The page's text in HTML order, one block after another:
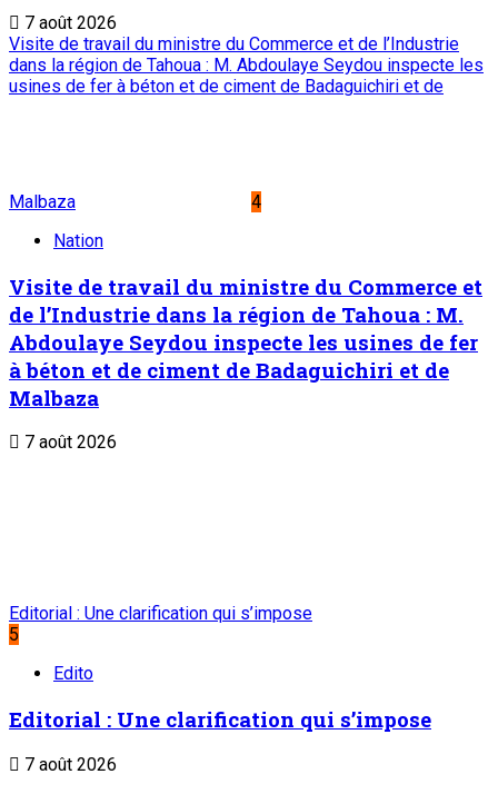
7 août 2026
Visite de travail du ministre du Commerce et de l’Industrie
dans la région de Tahoua : M. Abdoulaye Seydou inspecte les
usines de fer à béton et de ciment de Badaguichiri et de
Malbaza
4
Nation
Visite de travail du ministre du Commerce et
de l’Industrie dans la région de Tahoua : M.
Abdoulaye Seydou inspecte les usines de fer
à béton et de ciment de Badaguichiri et de
Malbaza
7 août 2026
Editorial : Une clarification qui s’impose
5
Edito
Editorial : Une clarification qui s’impose
7 août 2026